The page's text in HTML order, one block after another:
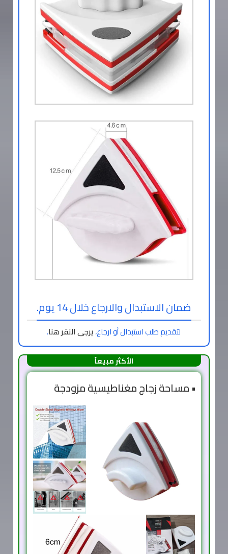
ضمان الاستبدال والارجاع خلال 14 يوم.
لتقديم طلب استبدال أو ارجاع،يرجى النقر هنا.
الأكثر مبيعاً
• مساحة زجاج مغناطيسية مزودجة